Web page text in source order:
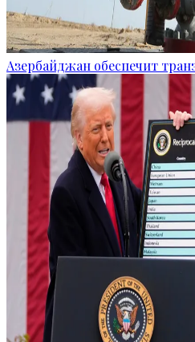
Азербайджан обеспечит